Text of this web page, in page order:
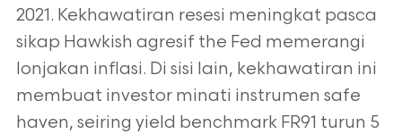
2021. Kekhawatiran resesi meningkat pasca
sikap Hawkish agresif the Fed memerangi
lonjakan inflasi. Di sisi lain, kekhawatiran ini
membuat investor minati instrumen safe
haven, seiring yield benchmark FR91 turun 5